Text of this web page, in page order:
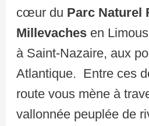
cœur du Parc Naturel
Millevaches en
à Saint-Nazaire, aux
Atlantique. Entre ces
route vous mène à
vallonnée peuplée de